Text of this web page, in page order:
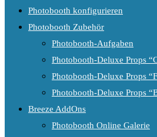
Photobooth konfigurieren
Photobooth Zubehör
Photobooth-Aufgaben
Photobooth-Deluxe Props
Photobooth-Deluxe Props
Photobooth-Deluxe Props
Breeze AddOns
Photobooth Online Galerie